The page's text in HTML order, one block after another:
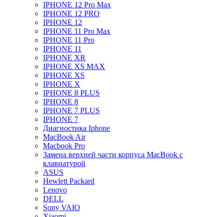
IPHONE 12 Pro Max
IPHONE 12 PRO
IPHONE 12
IPHONE 11 Pro Max
IPHONE 11 Pro
IPHONE 11
IPHONE XR
IPHONE XS MAX
IPHONE XS
IPHONE X
IPHONE 8 PLUS
IPHONE 8
IPHONE 7 PLUS
IPHONE 7
Диагностика Iphone
MacBook Air
Macbook Pro
Замена верхней части корпуса MacBook с
клавиатурой
ASUS
Hewlett Packard
Lenovo
DELL
Sony VAIO